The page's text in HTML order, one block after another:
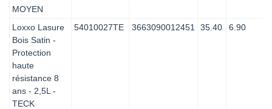
MOYEN
Loxxo Lasure
Bois Satin -
Protection
haute
résistance 8
ans - 2,5L -
TECK
54010027TE 3663090012451 35.40 6.90